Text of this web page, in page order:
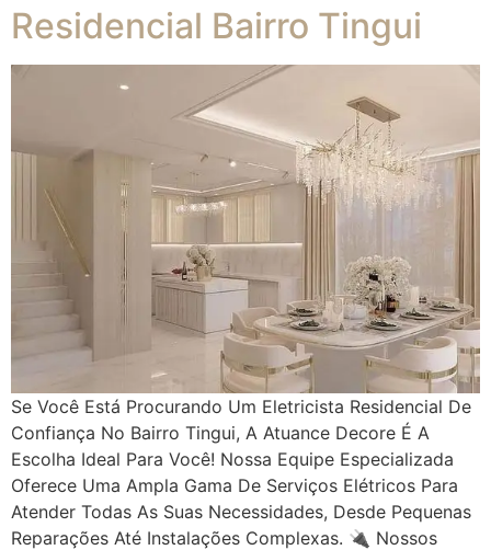
Residencial Bairro Tingui
Se Você Está Procurando Um Eletricista Residencial De
Confiança No Bairro Tingui, A Atuance Decore É A
Escolha Ideal Para Você! Nossa Equipe Especializada
Oferece Uma Ampla Gama De Serviços Elétricos Para
Atender Todas As Suas Necessidades, Desde Pequenas
Reparações Até Instalações Complexas. 🔌 Nossos